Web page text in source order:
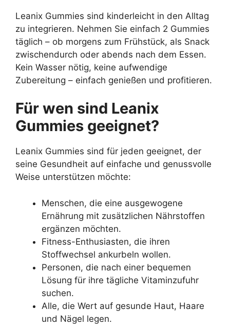
Leanix Gummies sind kinderleicht in den Alltag
zu integrieren. Nehmen Sie einfach 2 Gummies
täglich – ob morgens zum Frühstück, als Snack
zwischendurch oder abends nach dem Essen.
Kein Wasser nötig, keine aufwendige
Zubereitung – einfach genießen und profitieren.
Für wen sind Leanix
Gummies geeignet?
Leanix Gummies sind für jeden geeignet, der
seine Gesundheit auf einfache und genussvolle
Weise unterstützen möchte:
Menschen, die eine ausgewogene
Ernährung mit zusätzlichen Nährstoffen
ergänzen möchten.
Fitness-Enthusiasten, die ihren
Stoffwechsel ankurbeln wollen.
Personen, die nach einer bequemen
Lösung für ihre tägliche Vitaminzufuhr
suchen.
Alle, die Wert auf gesunde Haut, Haare
und Nägel legen.